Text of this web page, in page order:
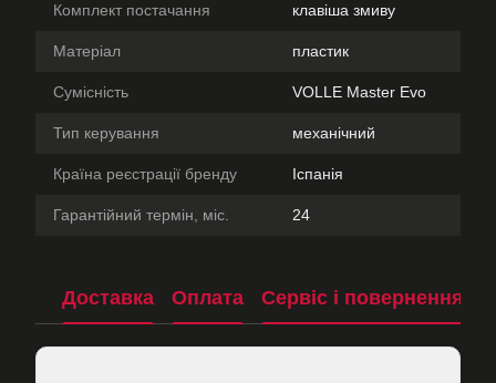
Комплект постачання клавіша змиву
Матеріал пластик
Сумісність VOLLE Master Evo
Тип керування механічний
Країна реєстрації бренду Іспанія
Гарантійний термін, міс. 24
Доставка Оплата Сервіс і повернення